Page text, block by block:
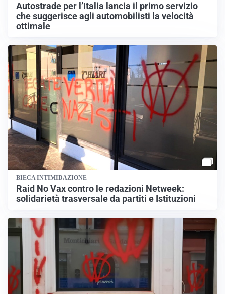
Autostrade per l’Italia lancia il primo servizio
che suggerisce agli automobilisti la velocità
ottimale
BIECA INTIMIDAZIONE
Raid No Vax contro le redazioni Netweek:
solidarietà trasversale da partiti e Istituzioni